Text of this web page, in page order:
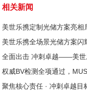
相关新闻
权威BV检测全项通过，